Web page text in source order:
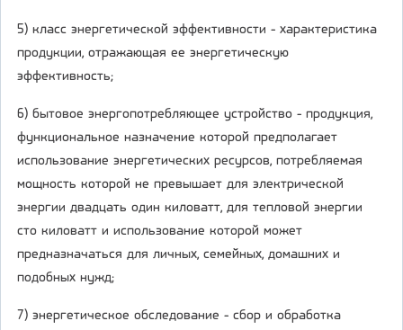
5) класс энергетической эффективности - характеристика
продукции, отражающая ее энергетическую
эффективность;
6) бытовое энергопотребляющее устройство - продукция,
функциональное назначение которой предполагает
использование энергетических ресурсов, потребляемая
мощность которой не превышает для электрической
энергии двадцать один киловатт, для тепловой энергии
сто киловатт и использование которой может
предназначаться для личных, семейных, домашних и
подобных нужд;
7) энергетическое обследование - сбор и обработка